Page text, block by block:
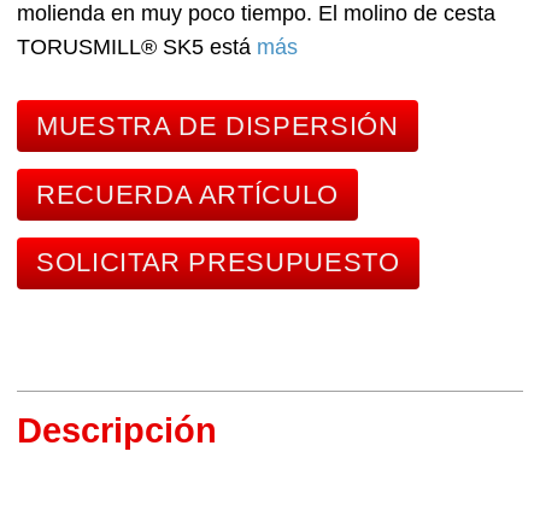
molienda en muy poco tiempo. El molino de cesta
TORUSMILL® SK5 está más
MUESTRA DE DISPERSIÓN
RECUERDA ARTÍCULO
SOLICITAR PRESUPUESTO
Descripción